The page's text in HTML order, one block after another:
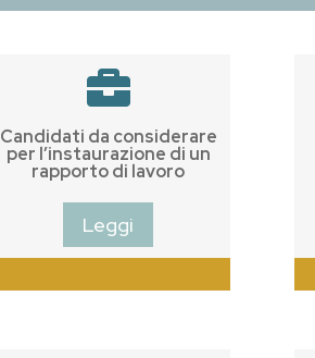

Candidati da considerare
per l’instaurazione di un
rapporto di lavoro
Leggi